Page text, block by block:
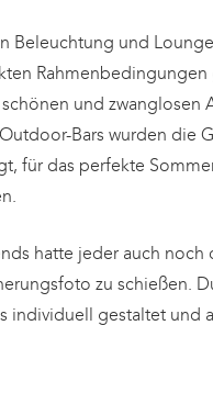
Beleuchtung und
und zwanglosen
Bars wurden die
für das perfekte
hatte jeder auch
zu schießen.
individuell gestaltet und